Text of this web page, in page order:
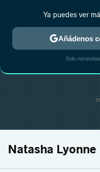
ESTRENOS
Natasha Lyonne
Ya puedes ver
Añádenos
Solo